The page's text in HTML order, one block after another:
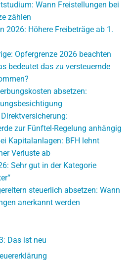
Wann Freistellungen bei
zählen
2026: Höhere Freibeträge ab 1.
Opfergrenze 2026 beachten
bedeutet das zu versteuernde
absetzen:
zur Fünftel-Regelung anhängig
Kapitalanlagen: BFH lehnt
Verluste ab
Sehr gut in der Kategorie
steuerlich absetzen: Wann
anerkannt werden
Das ist neu